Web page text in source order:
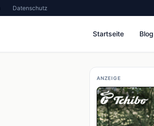
Datenschutz
Startseite Blog
ANZEIGE